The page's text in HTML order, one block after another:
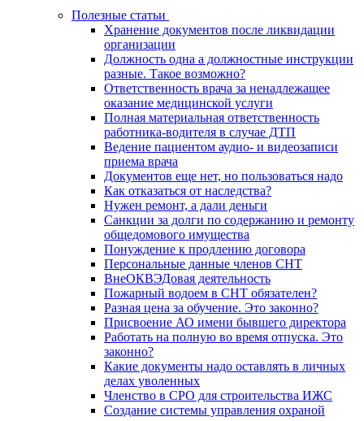
Полезные статьи
Хранение документов после ликвидации
организации
Должность одна а должностные инструкции
разные. Такое возможно?
Ответственность врача за ненадлежащее
оказание медицинской услуги
Полная материальная ответственность
работника-водителя в случае ДТП
Ведение пациентом аудио- и видеозаписи
приема врача
Документов еще нет, но пользоваться надо
Как отказаться от наследства?
Нужен ремонт, а дали деньги
Санкции за долги по содержанию и ремонту
общедомового имущества
Понуждение к продлению договора
Персональные данные членов СНТ
ВнеОКВЭДовая деятельность
Пожарный водоем в СНТ обязателен?
Разная цена за обучение. Это законно?
Присвоение АО имени бывшего директора
Работать на полную во время отпуска. Это
законно?
Какие документы надо оставлять в личных
делах уволенных
Членство в СРО для строительства ИЖС
Создание системы управления охраной